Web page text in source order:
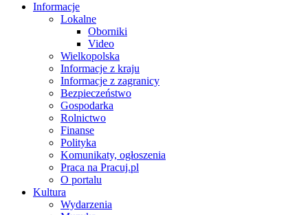
Informacje
Lokalne
Oborniki
Video
Wielkopolska
Informacje z kraju
Informacje z zagranicy
Bezpieczeństwo
Gospodarka
Rolnictwo
Finanse
Polityka
Komunikaty, ogłoszenia
Praca na Pracuj.pl
O portalu
Kultura
Wydarzenia